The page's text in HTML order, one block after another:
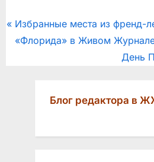
Post
navigation
P
r
Избранные места из френд-
«Флорида» в Живом
N
t
o
День
Блог редактора в